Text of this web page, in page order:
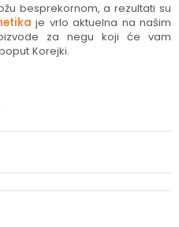
besprekornom, a rezultati su
je vrlo aktuelna na našim
za negu koji će vam
Korejki.